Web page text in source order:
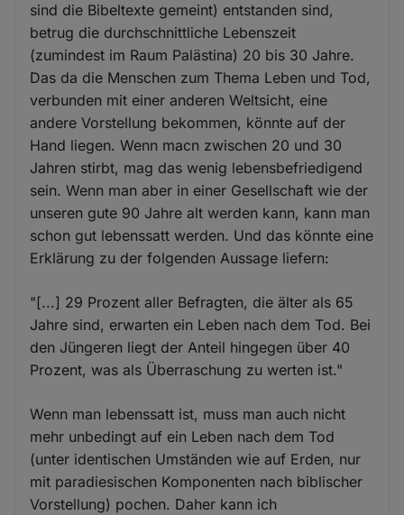
sind die Bibeltexte gemeint) entstanden sind,
betrug die durchschnittliche Lebenszeit
(zumindest im Raum Palästina) 20 bis 30 Jahre.
Das da die Menschen zum Thema Leben und Tod,
verbunden mit einer anderen Weltsicht, eine
andere Vorstellung bekommen, könnte auf der
Hand liegen. Wenn macn zwischen 20 und 30
Jahren stirbt, mag das wenig lebensbefriedigend
sein. Wenn man aber in einer Gesellschaft wie der
unseren gute 90 Jahre alt werden kann, kann man
schon gut lebenssatt werden. Und das könnte eine
Erklärung zu der folgenden Aussage liefern:
"[...] 29 Prozent aller Befragten, die älter als 65
Jahre sind, erwarten ein Leben nach dem Tod. Bei
den Jüngeren liegt der Anteil hingegen über 40
Prozent, was als Überraschung zu werten ist."
Wenn man lebenssatt ist, muss man auch nicht
mehr unbedingt auf ein Leben nach dem Tod
(unter identischen Umständen wie auf Erden, nur
mit paradiesischen Komponenten nach biblischer
Vorstellung) pochen. Daher kann ich